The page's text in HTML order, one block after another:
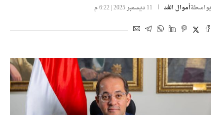
بواسطةأموال الغد 11 ديسمبر 2025 | 6:22 م